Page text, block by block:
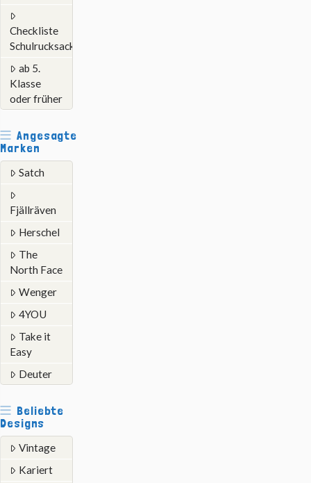
Checkliste
Schulrucksack
ab 5.
Klasse
oder früher
Angesagte
Marken
Satch
Fjällräven
Herschel
The
North Face
Wenger
4YOU
Take it
Easy
Deuter
Beliebte
Designs
Vintage
Kariert